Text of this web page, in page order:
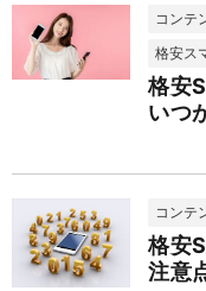
コンテ
格安ス
格安
いつ
コンテ
格安
注意